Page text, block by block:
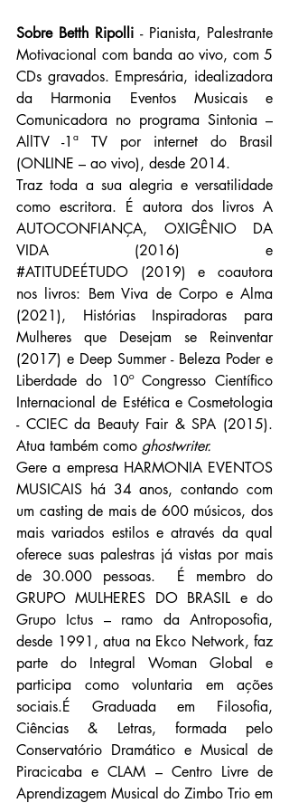
Sobre Betth Ripolli - Pianista, Palestrante
Motivacional com banda ao vivo, com 5
CDs gravados. Empresária, idealizadora
da Harmonia Eventos Musicais e
Comunicadora no programa Sintonia –
AllTV -1ª TV por internet do Brasil
(ONLINE – ao vivo), desde 2014.
Traz toda a sua alegria e versatilidade
como escritora. É autora dos livros A
AUTOCONFIANÇA, OXIGÊNIO DA
#ATITUDEÉTUDO (2019) e coautora
nos livros: Bem Viva de Corpo e Alma
(2021), Histórias Inspiradoras para
Mulheres que Desejam se Reinventar
(2017) e Deep Summer - Beleza Poder e
Liberdade do 10º Congresso Científico
Internacional de Estética e Cosmetologia
- CCIEC da Beauty Fair & SPA (2015).
Atua também como ghostwriter.
Gere a empresa HARMONIA EVENTOS
MUSICAIS há 34 anos, contando com
um casting de mais de 600 músicos, dos
mais variados estilos e através da qual
oferece suas palestras já vistas por mais
de 30.000 pessoas.  É membro do
GRUPO MULHERES DO BRASIL e do
Grupo Ictus – ramo da Antroposofia,
desde 1991, atua na Ekco Network, faz
parte do Integral Woman Global e
participa como voluntaria em ações
sociais.É Graduada em Filosofia,
Ciências & Letras, formada pelo
Conservatório Dramático e Musical de
Piracicaba e CLAM – Centro Livre de
Aprendizagem Musical do Zimbo Trio em